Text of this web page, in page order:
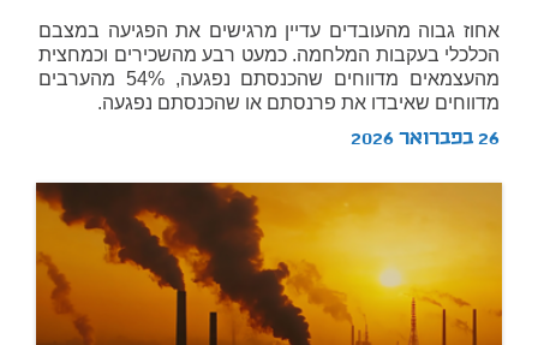
אחוז גבוה מהעובדים עדיין מרגישים את הפגיעה במצבם
הכלכלי בעקבות המלחמה. כמעט רבע מהשכירים וכמחצית
מהעצמאים מדווחים שהכנסתם נפגעה, 54% מהערבים
מדווחים שאיבדו את פרנסתם או שהכנסתם נפגעה.
26 בפברואר 2026